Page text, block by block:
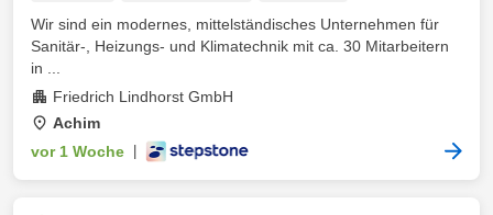
Wir sind ein modernes, mittelständisches Unternehmen für
Sanitär-, Heizungs- und Klimatechnik mit ca. 30 Mitarbeitern
in ...
Friedrich Lindhorst GmbH
Achim
vor 1 Woche